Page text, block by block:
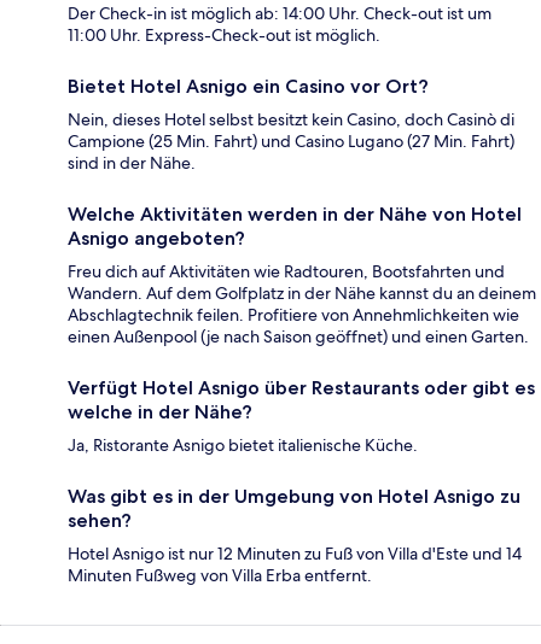
Der Check-in ist möglich ab: 14:00 Uhr. Check-out ist um
11:00 Uhr. Express-Check-out ist möglich.
Bietet Hotel Asnigo ein Casino vor Ort?
Nein, dieses Hotel selbst besitzt kein Casino, doch Casinò di
Campione (25 Min. Fahrt) und Casino Lugano (27 Min. Fahrt)
sind in der Nähe.
Welche Aktivitäten werden in der Nähe von Hotel
Asnigo angeboten?
Freu dich auf Aktivitäten wie Radtouren, Bootsfahrten und
Wandern. Auf dem Golfplatz in der Nähe kannst du an deinem
Abschlagtechnik feilen. Profitiere von Annehmlichkeiten wie
einen Außenpool (je nach Saison geöffnet) und einen Garten.
Verfügt Hotel Asnigo über Restaurants oder gibt es
welche in der Nähe?
Ja, Ristorante Asnigo bietet italienische Küche.
Was gibt es in der Umgebung von Hotel Asnigo zu
sehen?
Hotel Asnigo ist nur 12 Minuten zu Fuß von Villa d'Este und 14
Minuten Fußweg von Villa Erba entfernt.